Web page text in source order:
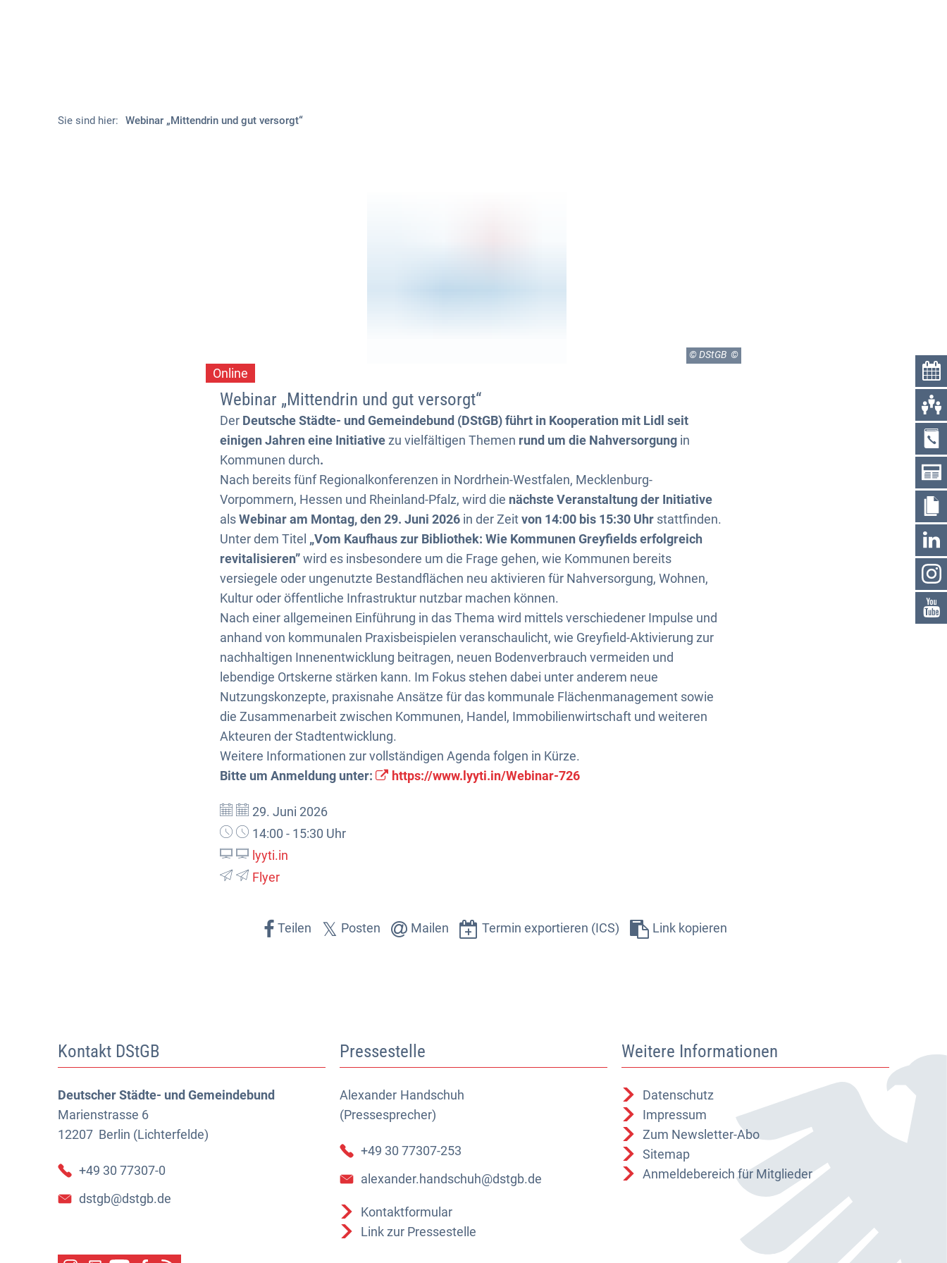
Sie sind hier: Webinar „Mittendrin und gut versorgt“
© DStGB
Online
Kategorie: Online
Webinar „Mittendrin und gut versorgt“
Der Deutsche Städte- und Gemeindebund (DStGB) führt in Kooperation mit Lidl seit
einigen Jahren eine Initiativezu vielfältigen Themen rund um die Nahversorgung in
Kommunen durch.
Nach bereits fünf Regionalkonferenzen in Nordrhein-Westfalen, Mecklenburg-
Vorpommern, Hessen und Rheinland-Pfalz, wird die nächste Veranstaltung der Initiative
alsWebinar am Montag, den 29. Juni 2026 in der Zeitvon 14:00 bis 15:30 Uhr stattfinden.
Unter dem Titel „Vom Kaufhaus zur Bibliothek: Wie Kommunen Greyfields erfolgreich
revitalisieren”wird es insbesondere um die Frage gehen, wie Kommunen bereits
versiegele oder ungenutzte Bestandflächen neu aktivieren für Nahversorgung, Wohnen,
Kultur oder öffentliche Infrastruktur nutzbar machen können.
Nach einer allgemeinen Einführung in das Thema wird mittels verschiedener Impulse und
anhand von kommunalen Praxisbeispielen veranschaulicht, wie Greyfield-Aktivierung zur
nachhaltigen Innenentwicklung beitragen, neuen Bodenverbrauch vermeiden und
lebendige Ortskerne stärken kann. Im Fokus stehen dabei unter anderem neue
Nutzungskonzepte, praxisnahe Ansätze für das kommunale Flächenmanagement sowie
die Zusammenarbeit zwischen Kommunen, Handel, Immobilienwirtschaft und weiteren
Akteuren der Stadtentwicklung.
Weitere Informationen zur vollständigen Agenda folgen in Kürze.
Bitte um Anmeldung unter:
https://www.lyyti.in/Webinar-726
Datum:
29. Juni 2026
Uhrzeit:
14:00 - 15:30 Uhr
lyyti.in
Flyer
Teilen Posten Mailen Termin exportieren (ICS) Link kopieren
Kontakt DStGB
Deutscher Städte- und Gemeindebund
Marienstrasse 6
12207 Berlin (Lichterfelde)
+49 30 77307-0
dstgb@dstgb.de
Pressestelle
Alexander Handschuh
(Pressesprecher)
Alexander Handschuh (Pressesprecher)
+49 30 77307-253
alexander.handschuh@dstgb.de
Kontaktformular
Link zur Pressestelle
Weitere Informationen
Datenschutz
Impressum
Zum Newsletter-Abo
Sitemap
Anmeldebereich für Mitglieder